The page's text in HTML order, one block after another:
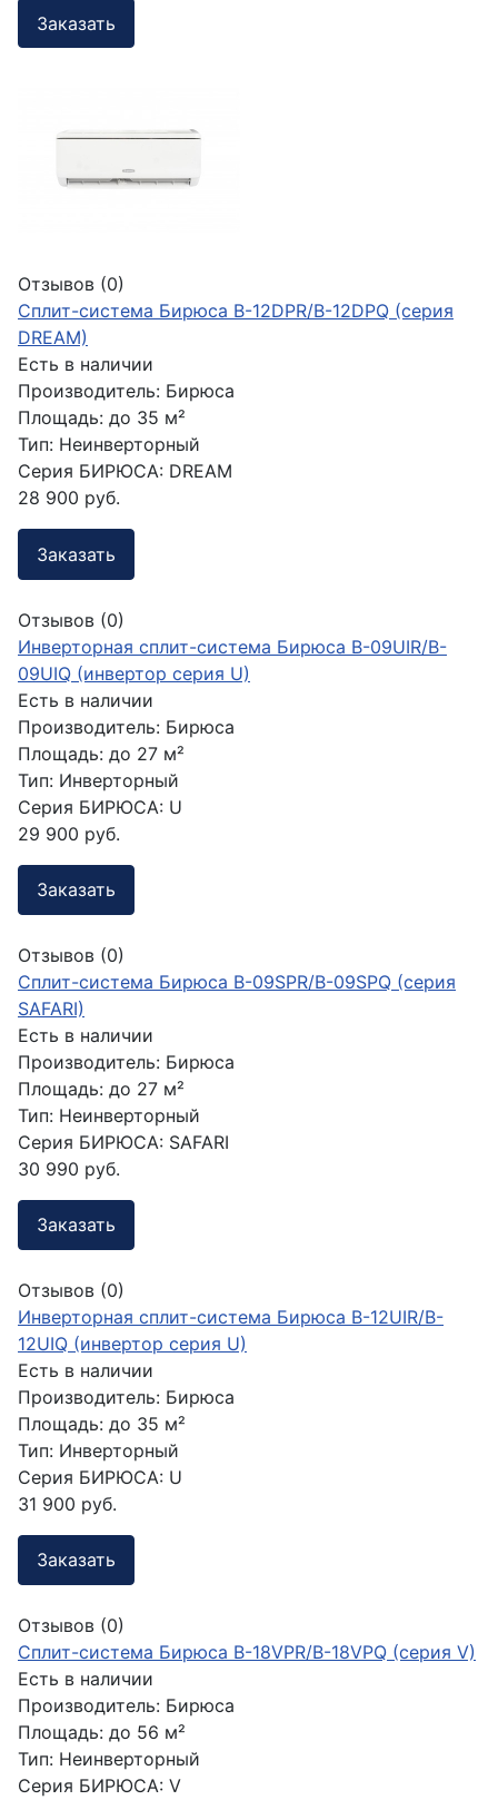
Заказать
Отзывов (0)
Сплит-система Бирюса B-12DPR/B-12DPQ (серия
DREAM)
Есть в наличии
Производитель: Бирюса
Площадь: до 35 м²
Тип: Неинверторный
Серия БИРЮСА: DREAM
28 900 руб.
Заказать
Отзывов (0)
Инверторная сплит-система Бирюса B-09UIR/B-
09UIQ (инвертор серия U)
Есть в наличии
Производитель: Бирюса
Площадь: до 27 м²
Тип: Инверторный
Серия БИРЮСА: U
29 900 руб.
Заказать
Отзывов (0)
Сплит-система Бирюса B-09SPR/B-09SPQ (серия
SAFARI)
Есть в наличии
Производитель: Бирюса
Площадь: до 27 м²
Тип: Неинверторный
Серия БИРЮСА: SAFARI
30 990 руб.
Заказать
Отзывов (0)
Инверторная сплит-система Бирюса B-12UIR/B-
12UIQ (инвертор серия U)
Есть в наличии
Производитель: Бирюса
Площадь: до 35 м²
Тип: Инверторный
Серия БИРЮСА: U
31 900 руб.
Заказать
Отзывов (0)
Сплит-система Бирюса B-18VPR/B-18VPQ (серия V)
Есть в наличии
Производитель: Бирюса
Площадь: до 56 м²
Тип: Неинверторный
Серия БИРЮСА: V